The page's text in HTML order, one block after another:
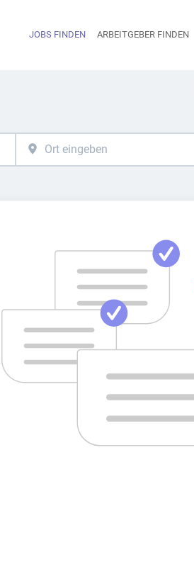
JOBS FINDEN ARBEITGEBER FINDEN